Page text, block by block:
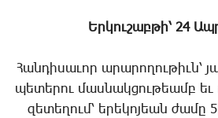
Երկուշաբթի՝ 24
Հանդիսաւոր արարողութիւն՝
պետերու մասնակցութեամբ
զետեղում՝ երեկոյեան ժամը